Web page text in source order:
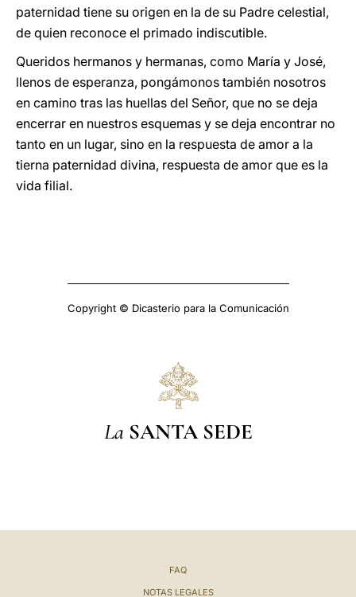
paternidad tiene su origen en la de su Padre celestial,
de quien reconoce el primado indiscutible.
Queridos hermanos y hermanas, como María y José,
llenos de esperanza, pongámonos también nosotros
en camino tras las huellas del Señor, que no se deja
encerrar en nuestros esquemas y se deja encontrar no
tanto en un lugar, sino en la respuesta de amor a la
tierna paternidad divina, respuesta de amor que es la
vida filial.
Copyright © Dicasterio para la Comunicación
La SANTA SEDE
FAQ
NOTAS LEGALES